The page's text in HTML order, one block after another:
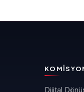
Dijital